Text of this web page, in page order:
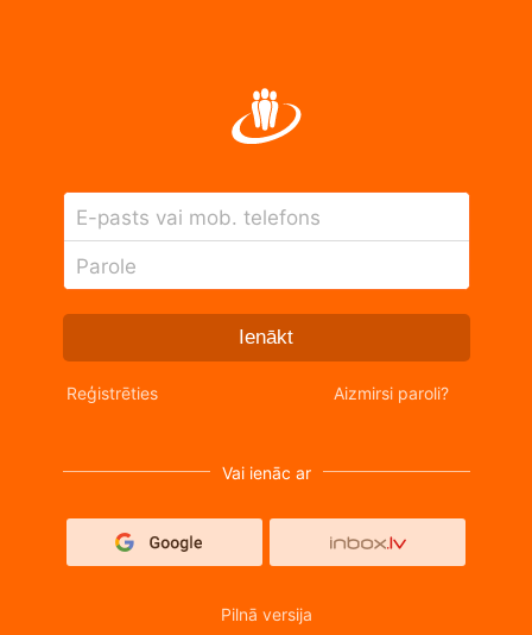
E-pasts vai mob. telefons
Parole
Ienākt
Reģistrēties Aizmirsi paroli?
Vai ienāc ar
Pilnā versija